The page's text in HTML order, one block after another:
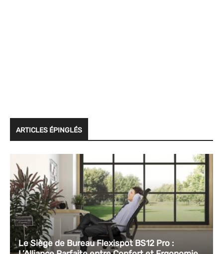
ARTICLES ÉPINGLÉS
Le Siège de Bureau Flexispot BS12 Pro :